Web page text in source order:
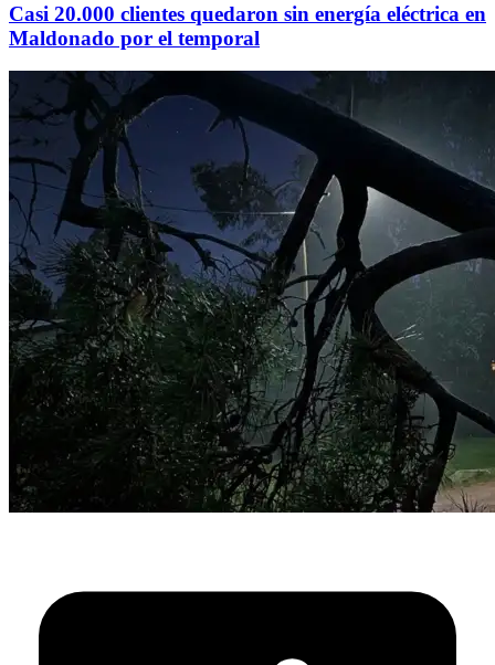
Casi 20.000 clientes quedaron sin energía eléctrica en
Maldonado por el temporal